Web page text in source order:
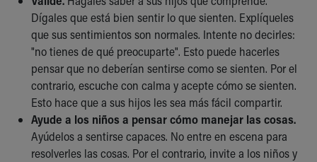
Dígales que está bien sentir lo que sienten. Explíqueles
que sus sentimientos son normales. Intente no decirles:
"no tienes de qué preocuparte". Esto puede hacerles
pensar que no deberían sentirse como se sienten. Por el
contrario, escuche con calma y acepte cómo se sienten.
Esto hace que a sus hijos les sea más fácil compartir.
Ayude a los niños a pensar cómo manejar las cosas.
Ayúdelos a sentirse capaces. No entre en escena para
resolverles las cosas. Por el contrario, invite a los niños y